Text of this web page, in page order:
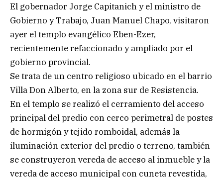
El gobernador Jorge Capitanich y el ministro de
Gobierno y Trabajo, Juan Manuel Chapo, visitaron
ayer el templo evangélico Eben-Ezer,
recientemente refaccionado y ampliado por el
gobierno provincial.
Se trata de un centro religioso ubicado en el barrio
Villa Don Alberto, en la zona sur de Resistencia.
En el templo se realizó el cerramiento del acceso
principal del predio con cerco perimetral de postes
de hormigón y tejido romboidal, además la
iluminación exterior del predio o terreno, también
se construyeron vereda de acceso al inmueble y la
vereda de acceso municipal con cuneta revestida,